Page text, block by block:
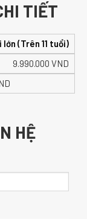
TIẾT
lớn (Trên 11 tuổi)
9.990.000 VND
HỆ